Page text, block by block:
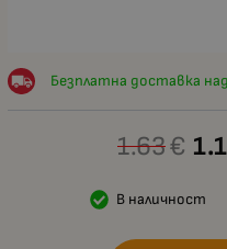
Безплатна доставка над
1.63€
В наличност